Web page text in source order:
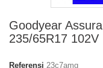
Goodyear
235/65R17 102V
Referensi 23c7amg